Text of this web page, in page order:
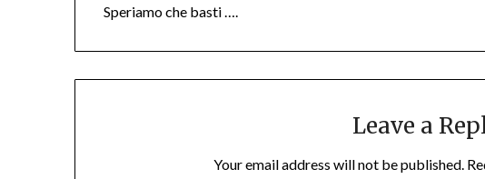
Speriamo che basti ….
Leave a
Your email address will not be published.